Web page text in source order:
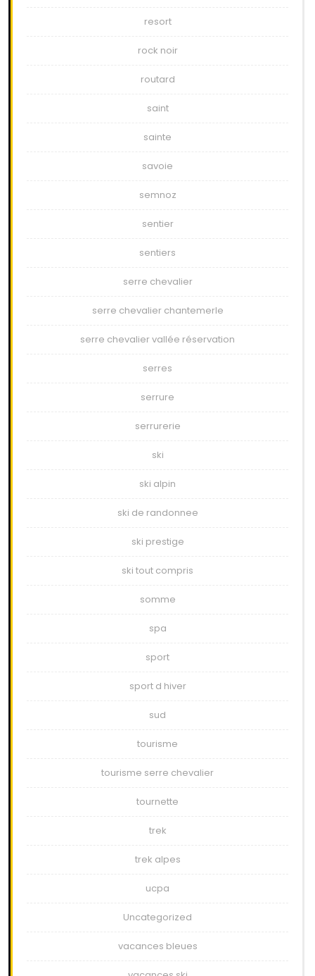
resort
rock noir
routard
saint
sainte
savoie
semnoz
sentier
sentiers
serre chevalier
serre chevalier chantemerle
serre chevalier vallée réservation
serres
serrure
serrurerie
ski
ski alpin
ski de randonnee
ski prestige
ski tout compris
somme
spa
sport
sport d hiver
sud
tourisme
tourisme serre chevalier
tournette
trek
trek alpes
ucpa
Uncategorized
vacances bleues